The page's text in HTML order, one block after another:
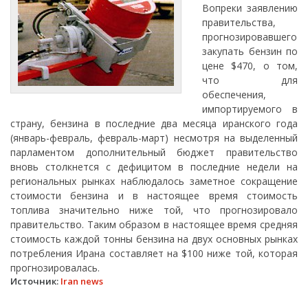
Вопреки заявлению
правительства,
прогнозировавшего
закупать бензин по
цене $470, о том,
что для
обеспечения,
импортируемого в
страну, бензина в последние два месяца иранского года
(январь-февраль, февраль-март) несмотря на выделенный
парламентом дополнительный бюджет правительство
вновь столкнется с дефицитом в последние недели на
региональных рынках наблюдалось заметное сокращение
стоимости бензина и в настоящее время стоимость
топлива значительно ниже той, что прогнозировало
правительство. Таким образом в настоящее время средняя
стоимость каждой тонны бензина на двух основных рынках
потребления Ирана составляет на $100 ниже той, которая
прогнозировалась.
Источник: Iran news